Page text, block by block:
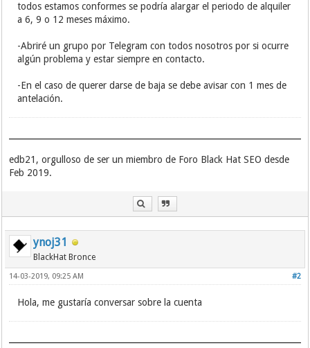
todos estamos conformes se podría alargar el periodo de alquiler
a 6, 9 o 12 meses máximo.
-Abriré un grupo por Telegram con todos nosotros por si ocurre
algún problema y estar siempre en contacto.
-En el caso de querer darse de baja se debe avisar con 1 mes de
antelación.
edb21, orgulloso de ser un miembro de Foro Black Hat SEO desde
Feb 2019.
ynoj31
BlackHat Bronce
#2
14-03-2019, 09:25 AM
Hola, me gustaría conversar sobre la cuenta